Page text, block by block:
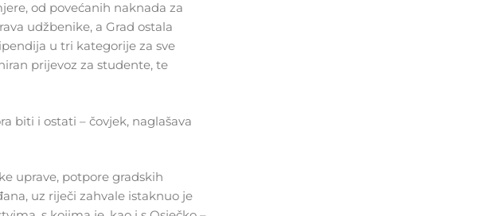
od povećanih naknada za
udžbenike, a Grad ostala
u tri kategorije za sve
prijevoz za studente, te
biti i ostati – čovjek, naglašava
uprave, potpore gradskih
uz riječi zahvale istaknuo je